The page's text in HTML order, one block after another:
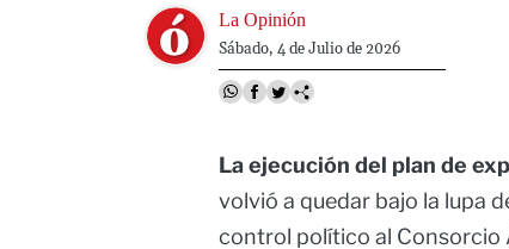
Image La Opinión
Sábado, 4 de Julio de 2026
La ejecución del plan de
volvió a quedar bajo la lupa
control político al Consorcio